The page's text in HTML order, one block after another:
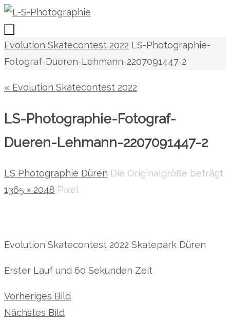
Zum
Inhalt
springen
Zum
Inhalt
Start
Evolution Skatecontest 2022 LS-Photographie-
Fotograf-Dueren-Lehmann-2207091447-2
« Evolution Skatecontest 2022
LS-Photographie-Fotograf-
Dueren-Lehmann-2207091447-2
LS Photographie Düren Die Originalgröße beträgt
1365 × 2048 Pixel
Evolution Skatecontest 2022 Skatepark Düren
Erster Lauf und 60 Sekunden Zeit
Vorheriges Bild
Nächstes Bild